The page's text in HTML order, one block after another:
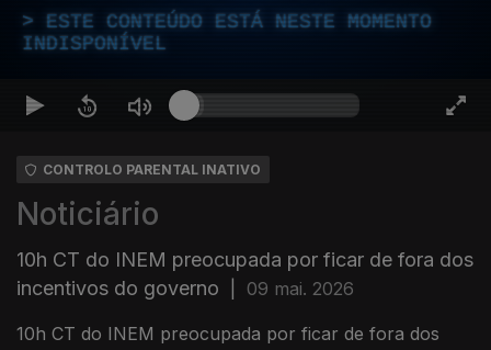
ESTE CONTEÚDO ESTÁ NESTE MOMENTO
INDISPONÍVEL
CONTROLO PARENTAL INATIVO
Noticiário
10h CT do INEM preocupada por ficar de fora dos
incentivos do governo
09 mai. 2026
10h CT do INEM preocupada por ficar de fora dos